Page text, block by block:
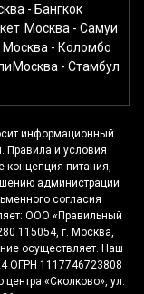
- Бангкок
Москва - Самуи
Москва - Коломбо
Москва - Стамбул
информационный
Правила и условия
концепция питания,
администрации
согласия
ООО «Правильный
115054, г. Москва,
осуществляет. Наш
ОГРН 1117746723808
«Сколково», ул.